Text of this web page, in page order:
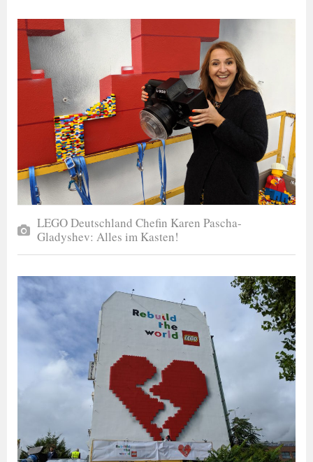
LEGO Deutschland Chefin Karen Pascha-
Gladyshev: Alles im Kasten!